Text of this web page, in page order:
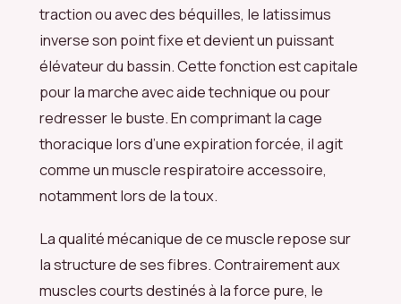
traction ou avec des béquilles, le latissimus
inverse son point fixe et devient un puissant
élévateur du bassin. Cette fonction est capitale
pour la marche avec aide technique ou pour
redresser le buste. En comprimant la cage
thoracique lors d’une expiration forcée, il agit
comme un muscle respiratoire accessoire,
notamment lors de la toux.
La qualité mécanique de ce muscle repose sur
la structure de ses fibres. Contrairement aux
muscles courts destinés à la force pure, le